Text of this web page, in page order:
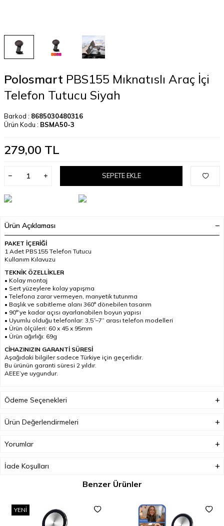
Polosmart PBS155 Mıknatıslı Araç İçi
Telefon Tutucu Siyah
Barkod : 8685030480316
Ürün Kodu : BSMA50-3
279,00 TL
SEPETE EKLE
Ürün Açıklaması
PAKET İÇERİĞİ
1 Adet PBS155 Telefon Tutucu
Kullanım Kılavuzu
TEKNİK ÖZELLİKLER
• Kolay montaj
• Sert yüzeylere kolay yapışma
• Telefona zarar vermeyen, manyetik tutunma
• Başlık ve sabitleme alanı 360° dönebilen tasarım
• 90°’ye kadar açısı ayarlanabilen boyun yapısı
• Uyumlu olduğu telefonlar: 3,5”–7” arası telefon modelleri
• Ürün ölçüleri: 60 x 45 x 95mm
• Ürün ağırlığı: 69g
CİHAZINIZIN GARANTİ SÜRESİ
Aşağıdaki bilgiler sadece Türkiye için geçerlidir.
Bu ürünün garanti süresi 2 yıldır.
AEEE’ye uygundur.
Ödeme Seçenekleri
Ürün Değerlendirmeleri
Yorumlar
İade Koşulları
Benzer Ürünler
YENI